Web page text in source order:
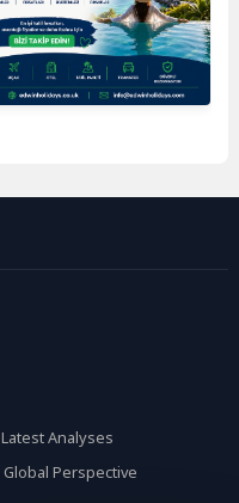
Latest Analyses
Global Perspective